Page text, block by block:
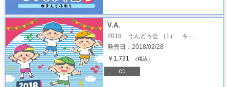
V.A.
2018 うんどう会 （1） キ …
発売日：2018/02/28
￥1,731
（税込）